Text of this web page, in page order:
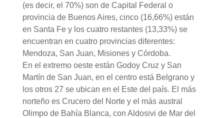
(es decir, el 70%) son de Capital Federal o
provincia de Buenos Aires, cinco (16,66%) están
en Santa Fe y los cuatro restantes (13,33%) se
encuentran en cuatro provincias diferentes:
Mendoza, San Juan, Misiones y Córdoba.
En el extremo oeste están Godoy Cruz y San
Martín de San Juan, en el centro está Belgrano y
los otros 27 se ubican en el Este del país. El más
norteño es Crucero del Norte y el más austral
Olimpo de Bahía Blanca, con Aldosivi de Mar del